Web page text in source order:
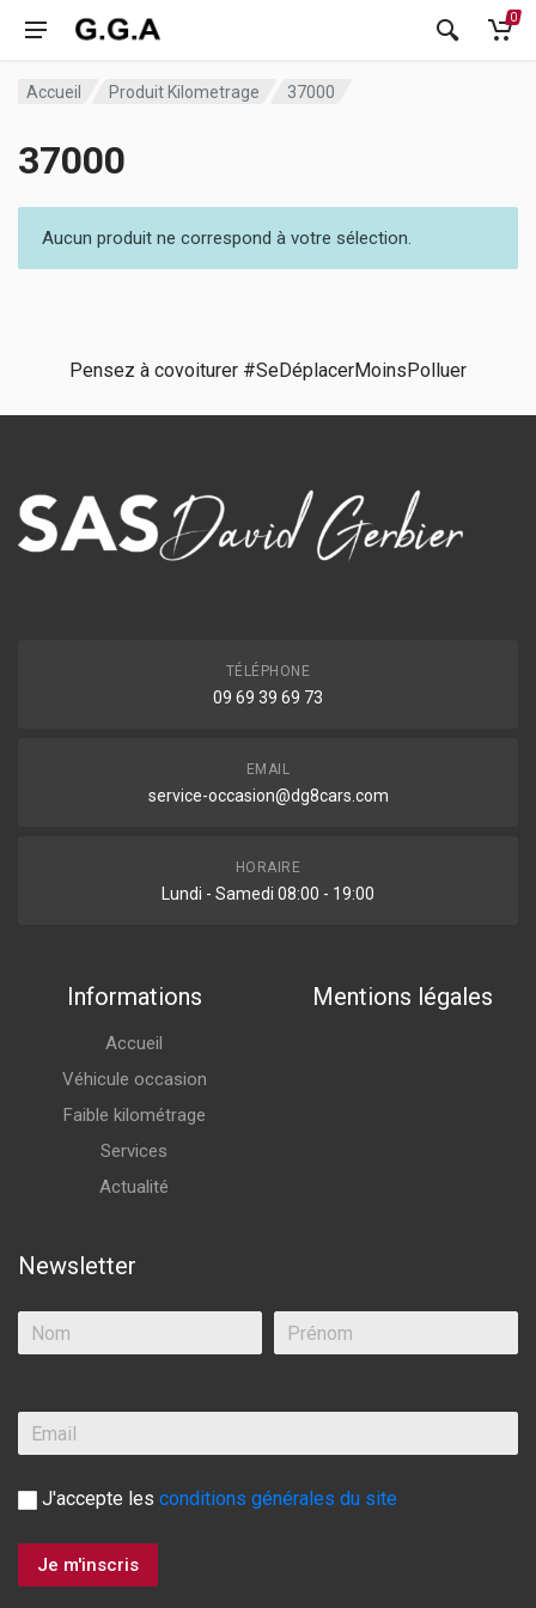
0
Accueil Produit Kilometrage 37000
37000
Aucun produit ne correspond à votre sélection.
Pensez à covoiturer #SeDéplacerMoinsPolluer
TÉLÉPHONE
09 69 39 69 73
EMAIL
service-occasion@dg8cars.com
HORAIRE
Lundi - Samedi 08:00 - 19:00
Informations
Accueil
Véhicule occasion
Faible kilométrage
Services
Actualité
Mentions légales
Newsletter
J'accepte les conditions générales du site